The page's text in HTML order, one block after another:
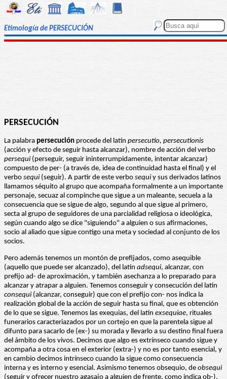
Etimología de PERSECUCIÓN
PERSECUCIÓN
La palabra persecución procede del latín persecutio, persecutionis
(acción y efecto de seguir hasta alcanzar), nombre de acción del verbo
persequi (perseguir, seguir ininterrumpidamente, intentar alcanzar)
compuesto de per- (a través de, idea de continuidad hasta el final) y el
verbo sequi(seguir). A partir de este verbo sequiy sus derivados latinos
llamamos séquito al grupo que acompaña formalmente a un importante
personaje, secuaz al compinche que sigue a un maleante, secuela a la
consecuencia que se sigue de algo, segundo al que sigue al primero,
secta al grupo de seguidores de una parcialidad religiosa o ideológica,
según cuando algo se dice "siguiendo" a alguien o sus afirmaciones,
socio al aliado que sigue contigo una meta y sociedad al conjunto de los
socios.
Pero además tenemos un montón de prefijados, como asequible
(aquello que puede ser alcanzado), del latín adsequi, alcanzar, con
prefijo ad- de aproximación, y también asechanza a lo preparado para
alcanzar y atrapar a alguien. Tenemos conseguir y consecución del latín
consequi (alcanzar, conseguir) que con el prefijo con- nos indica la
realización global de la acción de seguir hasta su final, que es obtención
de lo que se sigue. Tenemos las exequias, del latín exsequiae, rituales
funerarios caracteriazados por un cortejo en que la parentela sigue al
difunto para sacarlo de (ex-) su morada y llevarlo a su destino final fuera
del ámbito de los vivos. Decimos que algo es extrínseco cuando sigue y
acompaña a otra cosa en el exterior (extra-) y no es por tanto esencial, y
en cambio decimos intrínseco cuando la sigue como consecuencia
interna y es interno y esencial. Asimismo tenemos obsequio, de obsequi
(seguir y ofrecer nuestro agasajo a alguien de frente, como indica ob-).